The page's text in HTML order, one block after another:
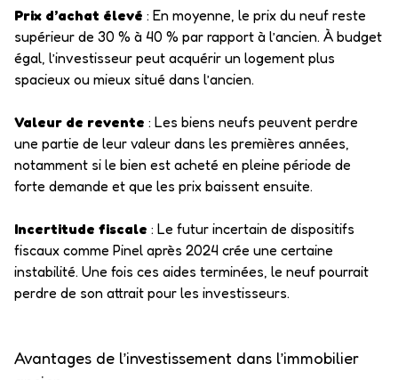
Prix d’achat élevé : En moyenne, le prix du neuf reste
supérieur de 30 % à 40 % par rapport à l’ancien. À budget
égal, l’investisseur peut acquérir un logement plus
spacieux ou mieux situé dans l’ancien.
Valeur de revente : Les biens neufs peuvent perdre
une partie de leur valeur dans les premières années,
notamment si le bien est acheté en pleine période de
forte demande et que les prix baissent ensuite.
Incertitude fiscale : Le futur incertain de dispositifs
fiscaux comme Pinel après 2024 crée une certaine
instabilité. Une fois ces aides terminées, le neuf pourrait
perdre de son attrait pour les investisseurs.
Avantages de l’investissement dans l’immobilier